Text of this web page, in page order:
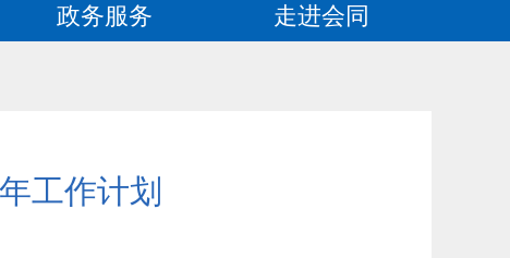
政务服务 走进会同
工作计划